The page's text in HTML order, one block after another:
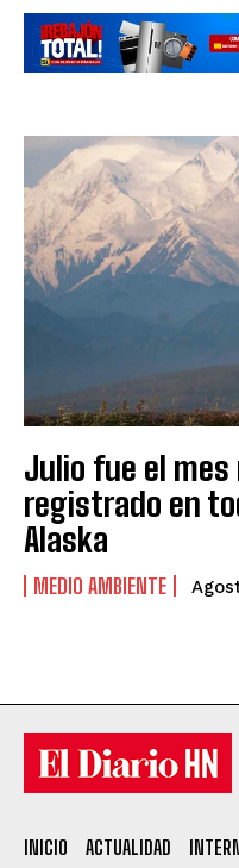
Julio fue el
registrado en
Alaska
MEDIO AMBIENTE
INICIO ACTUALIDAD